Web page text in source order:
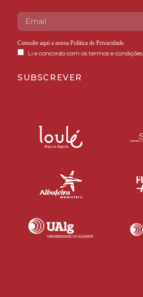
Consulte aqui a nossa Política de Privacidade
Li e concordo com os termos e condições.